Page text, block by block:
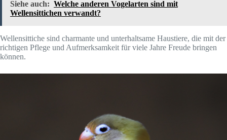
Siehe auch: Welche anderen Vogelarten sind mit
Wellensittichen verwandt?
Wellensittiche sind charmante und unterhaltsame Haustiere, die mit der
richtigen Pflege und Aufmerksamkeit für viele Jahre Freude bringen
können.